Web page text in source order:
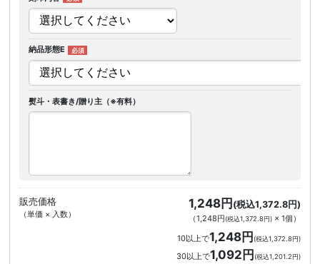
納品形態E
熨斗・表書き/贈り主（※有料）
販売価格
（単価 × 入数）
1,248円 (税込1,372.8円)
（1,248円(税込1,372.8円)× 1個 ）
10以上で1,248円(税込1,372.8円)
30以上で1,092円(税込1,201.2円)